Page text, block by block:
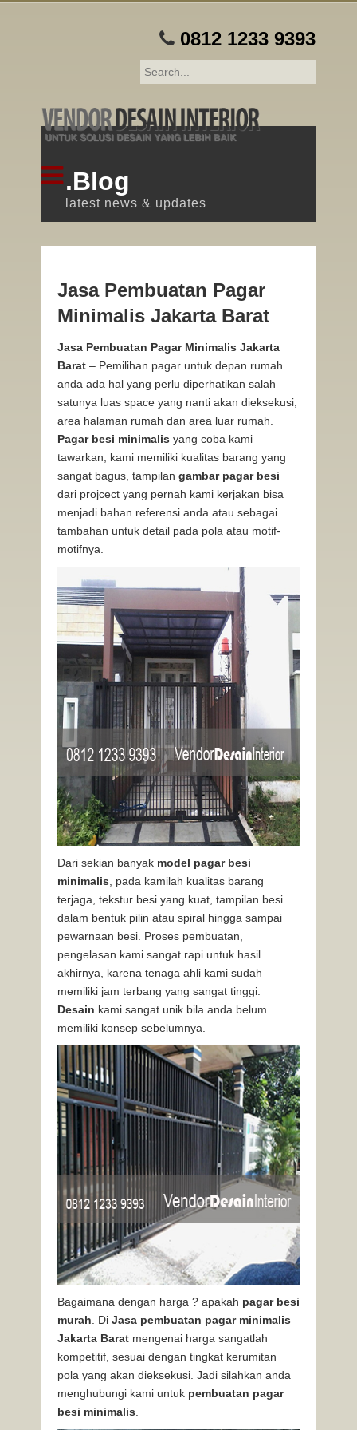
0812 1233 9393
.Blog
latest news & updates
Jasa Pembuatan Pagar
Minimalis Jakarta Barat
Jasa Pembuatan Pagar Minimalis Jakarta
Barat– Pemilihan pagar untuk depan rumah
anda ada hal yang perlu diperhatikan salah
satunya luas space yang nanti akan dieksekusi,
area halaman rumah dan area luar rumah.
Pagar besi minimalis yang coba kami
tawarkan, kami memiliki kualitas barang yang
sangat bagus, tampilan gambar pagar besi
dari projcect yang pernah kami kerjakan bisa
menjadi bahan referensi anda atau sebagai
tambahan untuk detail pada pola atau motif-
motifnya.
Dari sekian banyak model pagar besi
minimalis , pada kamilah kualitas barang
terjaga, tekstur besi yang kuat, tampilan besi
dalam bentuk pilin atau spiral hingga sampai
pewarnaan besi. Proses pembuatan,
pengelasan kami sangat rapi untuk hasil
akhirnya, karena tenaga ahli kami sudah
memiliki jam terbang yang sangat tinggi.
Desain kami sangat unik bila anda belum
memiliki konsep sebelumnya.
Bagaimana dengan harga ? apakah pagar besi
murah . Di Jasa pembuatan pagar minimalis
Jakarta Baratmengenai harga sangatlah
kompetitif, sesuai dengan tingkat kerumitan
pola yang akan dieksekusi. Jadi silahkan anda
menghubungi kami untuk pembuatan pagar
besi minimalis